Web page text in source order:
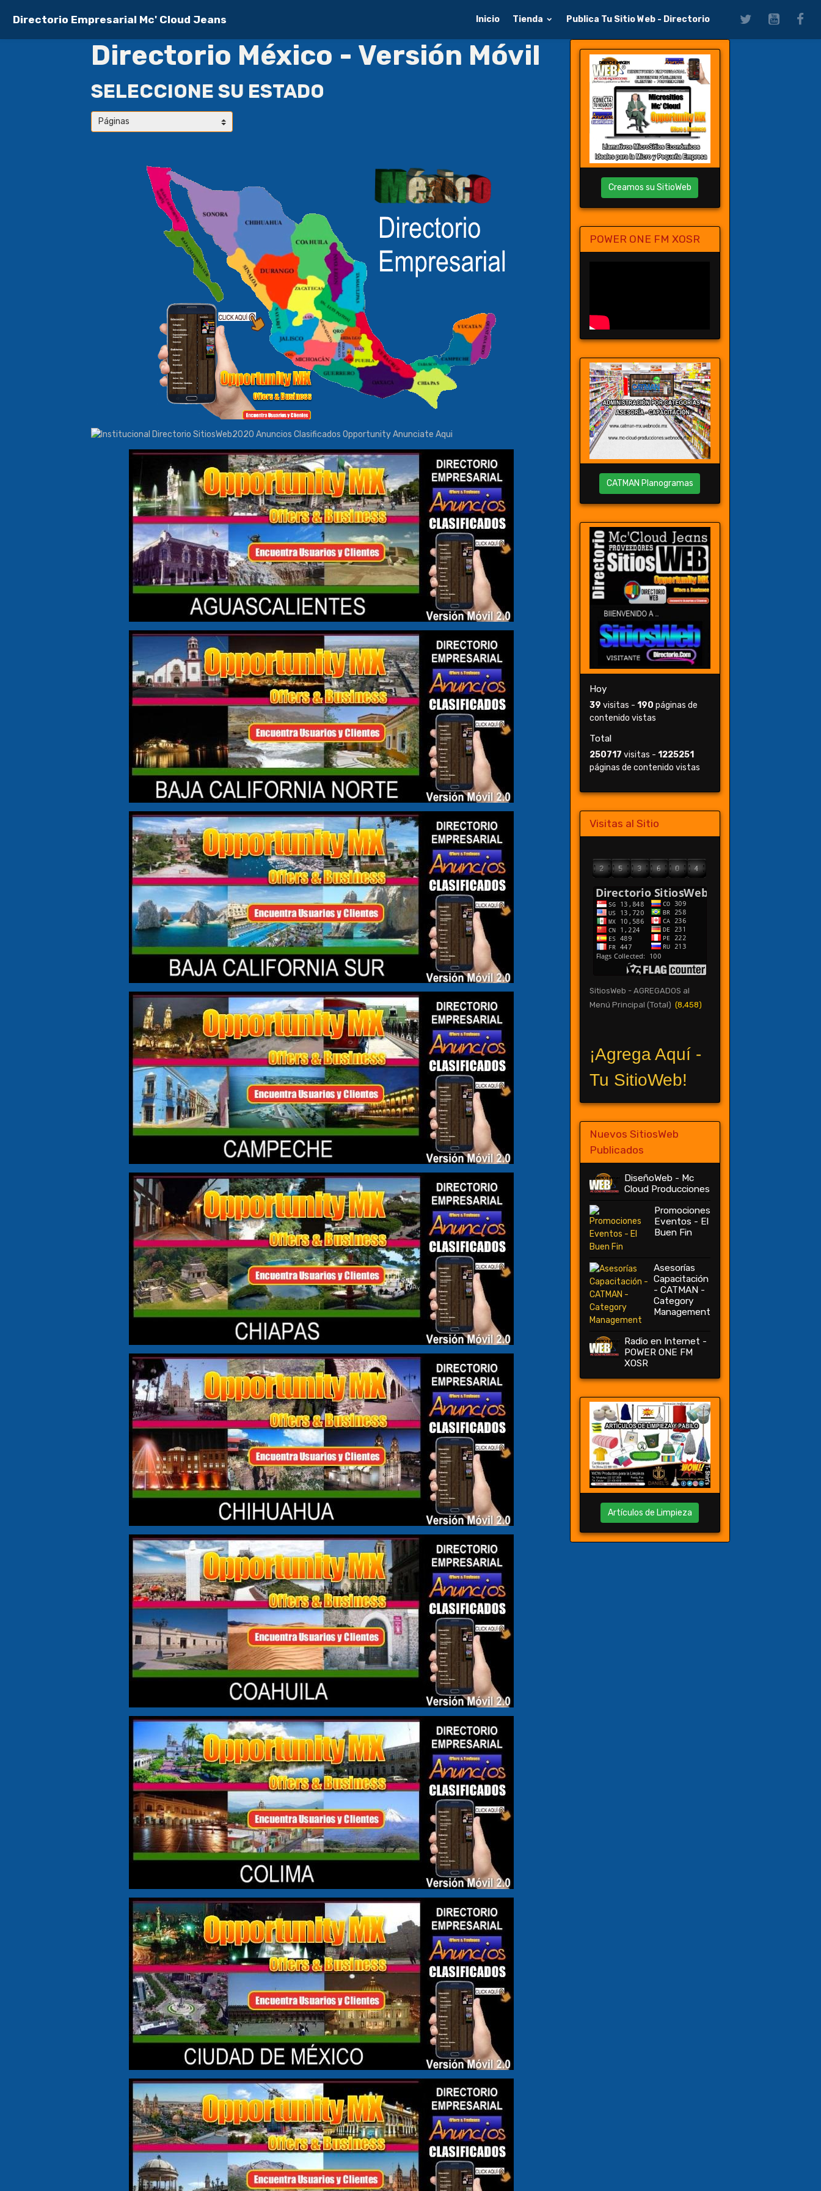
Directorio Empresarial Mc' Cloud Jeans Inicio Tienda Publica Tu Sitio Web - Directorio
Directorio México - Versión Móvil
SELECCIONE SU ESTADO
Creamos su SitioWeb
POWER ONE FM XOSR
CATMAN Planogramas
Hoy
39 visitas -190 páginas de
contenido vistas
Total
250717 visitas -1225251
páginas de contenido vistas
Visitas al Sitio
SitiosWeb - AGREGADOS al
Menú Principal (Total) (8,458)
¡Agrega Aquí -
Tu SitioWeb!
Nuevos SitiosWeb
Publicados
DiseñoWeb - Mc
Cloud Producciones
Promociones
Eventos - El
Buen Fin
Asesorías
Capacitación
- CATMAN -
Category
Management
Radio en Internet -
POWER ONE FM
XOSR
Artículos de Limpieza